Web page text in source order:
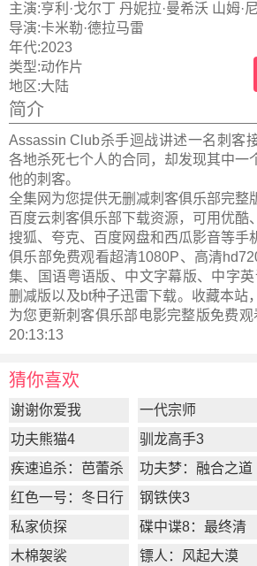
主演:亨利·戈尔丁 丹妮拉·曼希沃 山姆·
导演:卡米勒·德拉马雷
年代:2023
类型:动作片
地区:大陆
简介
Assassin Club杀手迴战讲述一名刺客
各地杀死七个人的合同，却发现其中一
他的刺客。
全集网为您提供无删减刺客俱乐部完整
百度云刺客俱乐部下载资源，可用优酷
搜狐、夸克、百度网盘和西瓜影音等手
俱乐部免费观看超清1080P、高清
集、国语粤语版、中文字幕版、中字
删减版以及bt种子迅雷下载。收藏本站
为您更新刺客俱乐部电影完整版免费观
20:13:13
猜你喜欢
谢谢你爱我 一代宗师
功夫熊猫4
驯龙高手3
疾速追杀：芭蕾杀
姬
功夫梦：融合之道
红色一号：冬日行
动
钢铁侠3
私家侦探
碟中谍8：最终清
算
木棉袈裟
镖人：风起大漠